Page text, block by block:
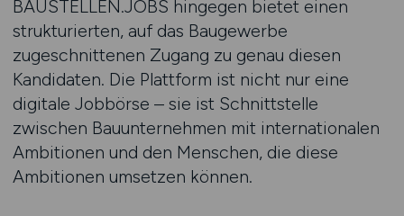
BAUSTELLEN.JOBS hingegen bietet einen
strukturierten, auf das Baugewerbe
zugeschnittenen Zugang zu genau diesen
Kandidaten. Die Plattform ist nicht nur eine
digitale Jobbörse – sie ist Schnittstelle
zwischen Bauunternehmen mit internationalen
Ambitionen und den Menschen, die diese
Ambitionen umsetzen können.